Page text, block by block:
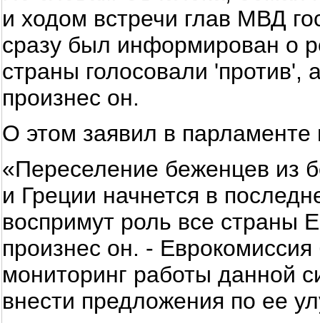
и ходом встречи глав МВД
сразу был информирован о
страны голосовали 'против',
произнес он.
О этом заявил в
«Переселение беженцев из
и Греции начнется в
воспримут роль все
произнес он. -
мониторинг работы данной
внести предложения по ее